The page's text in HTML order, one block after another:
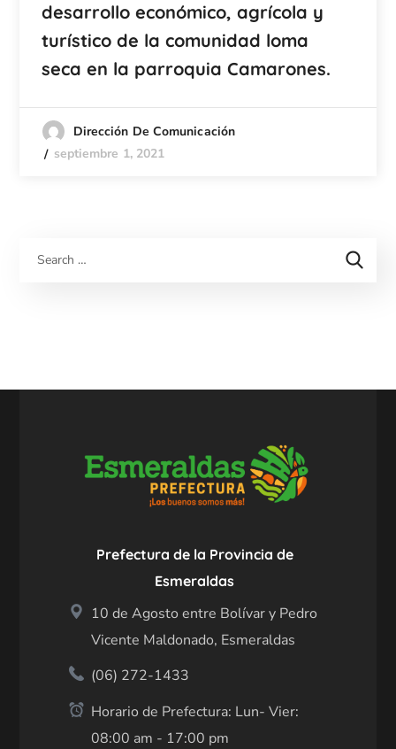
desarrollo económico, agrícola y
turístico de la comunidad loma
seca en la parroquia Camarones.
Dirección De Comunicación
septiembre 1, 2021
Prefectura de la Provincia de
Esmeraldas
10 de Agosto entre Bolívar y Pedro
Vicente Maldonado, Esmeraldas
(06) 272-1433
Horario de Prefectura: Lun- Vier:
08:00 am - 17:00 pm